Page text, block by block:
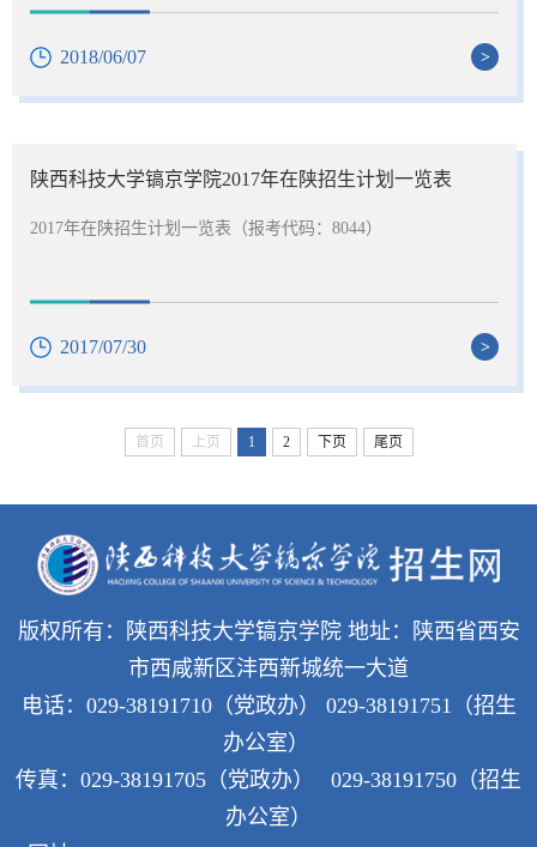
2018/06/07 >
陕西科技大学镐京学院2017年在陕招生计划一览表
2017年在陕招生计划一览表（报考代码：8044）
2017/07/30 >
首页 上页 1 2 下页 尾页
版权所有：陕西科技大学镐京学院 地址：陕西省西安
市西咸新区沣西新城统一大道
电话：029-38191710（党政办） 029-38191751（招生
办公室）
传真：029-38191705（党政办）
029-38191750（招生
办公室）